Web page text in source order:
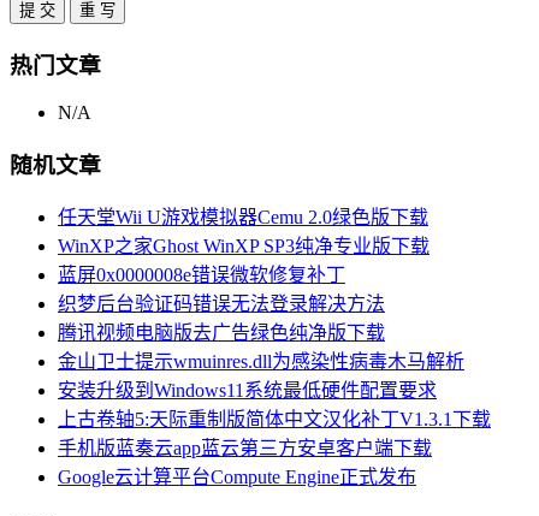
热门文章
N/A
随机文章
任天堂Wii U游戏模拟器Cemu 2.0绿色版下载
WinXP之家Ghost WinXP SP3纯净专业版下载
蓝屏0x0000008e错误微软修复补丁
织梦后台验证码错误无法登录解决方法
腾讯视频电脑版去广告绿色纯净版下载
金山卫士提示wmuinres.dll为感染性病毒木马解析
安装升级到Windows11系统最低硬件配置要求
上古卷轴5:天际重制版简体中文汉化补丁V1.3.1下载
手机版蓝奏云app蓝云第三方安卓客户端下载
Google云计算平台Compute Engine正式发布